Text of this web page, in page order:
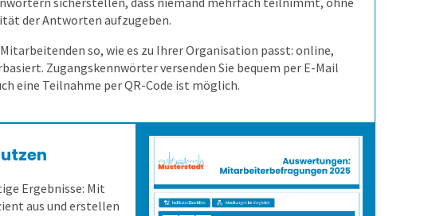
der Antworten aufzugeben.
so, wie es zu Ihrer Organisation passt: online,
Zugangskennwörter versenden Sie bequem per E-Mail
eine Teilnahme per QR-Code ist möglich.
Ergebnisse: Mit
aus und erstellen